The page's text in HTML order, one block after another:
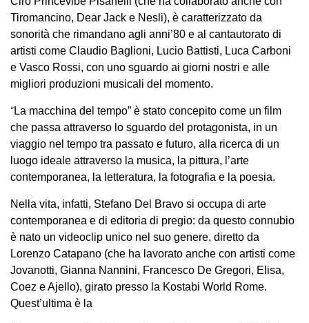
Tiromancino, Dear Jack e Nesli), è caratterizzato da
sonorità che rimandano agli anni’80 e al cantautorato di
artisti come Claudio Baglioni, Lucio Battisti, Luca Carboni
e Vasco Rossi, con uno sguardo ai giorni nostri e alle
migliori produzioni musicali del momento.
“La macchina del tempo” è stato concepito come un film
che passa attraverso lo sguardo del protagonista, in un
viaggio nel tempo tra passato e futuro, alla ricerca di un
luogo ideale attraverso la musica, la pittura, l’arte
contemporanea, la letteratura, la fotografia e la poesia.
Nella vita, infatti, Stefano Del Bravo si occupa di arte
contemporanea e di editoria di pregio: da questo connubio
è nato un videoclip unico nel suo genere, diretto da
Lorenzo Catapano (che ha lavorato anche con artisti come
Jovanotti, Gianna Nannini, Francesco De Gregori, Elisa,
Coez e Ajello), girato presso la Kostabi World Rome.
Quest’ultima è la